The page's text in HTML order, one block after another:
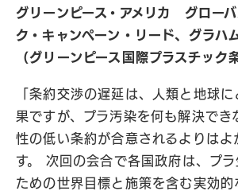
グリーンピース・アメリカ グロー
ク・キャンペーン・リード、グラハ
（グリーンピース国際プラスチック
「条約交渉の遅延は、人類と地球に
果ですが、プラ汚染を何も解決でき
性の低い条約が合意されるよりはよ
す。 次回の会合で各国政府は、プ
ための世界目標と施策を含む実効的